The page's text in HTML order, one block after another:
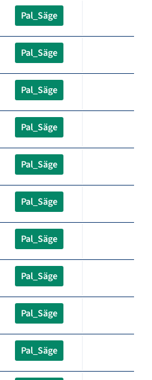
Pal_Säge
Pal_Säge
Pal_Säge
Pal_Säge
Pal_Säge
Pal_Säge
Pal_Säge
Pal_Säge
Pal_Säge
Pal_Säge